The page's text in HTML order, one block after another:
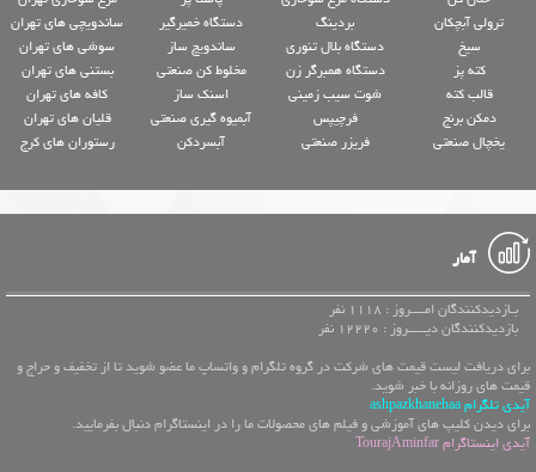
ترولی آبچکان
سیخ
کته پز
قالب کته
دمکن برنج
یخچال صنعتی
بردینگ
دستگاه بلال تنوری
دستگاه همبرگر زن
شوت سیب زمینی
فرچیپس
فریزر صنعتی
دستگاه خمیرگیر
ساندویچ ساز
مخلوط کن صنعتی
اسنک ساز
آبمیوه گیری صنعتی
آبسردکن
ساندویچی های تهران
سوشی های تهران
بستنی های تهران
کافه های تهران
قلیان های تهران
رستوران های کرج
آمار
بـازدیدکنندگان امــــروز : 1118 نفر
بازدیدکنندگان دیـــــروز : 12220 نفر
برای دریافت لیست قیمت های شرکت در گروه تلگرام و واتساپ ما عضو شوید تا از تخفیف و حراج و
قیمت های روزانه با خبر شوید.
آیدی تلگرام ashpazkhanehaa
برای دیدن کلیپ های آموزشی و فیلم های محصولات ما را در اینستاگرام دنبال بفرمایید.
آیدی اینستاگرام TourajAminfar